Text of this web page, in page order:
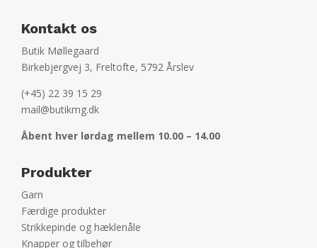
Kontakt os
Butik Møllegaard
Birkebjergvej 3, Freltofte, 5792 Årslev
(+45) 22 39 15 29
mail@butikmg.dk
Åbent hver lørdag mellem 10.00 – 14.00
Produkter
Garn
Færdige produkter
Strikkepinde og hæklenåle
Knapper og tilbehør